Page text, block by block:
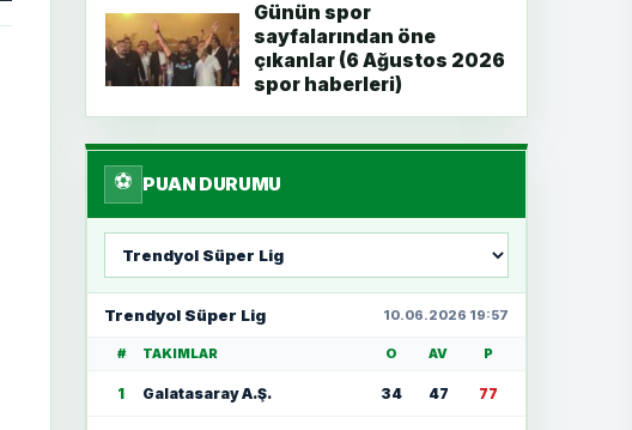
Günün spor
sayfalarından öne
çıkanlar (6 Ağustos 2026
spor haberleri)
⚽ PUAN DURUMU
seç
Trendyol Süper Lig 10.06.2026 19:57
# TAKIMLAR O AV P
1 Galatasaray A.Ş. 34 47 77